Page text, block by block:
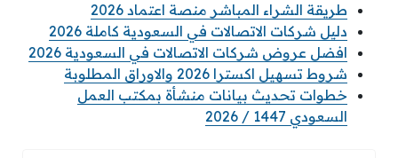
طريقة الشراء المباشر منصة اعتماد 2026
دليل شركات الاتصالات في السعودية كاملة 2026
افضل عروض شركات الاتصالات في السعودية 2026
شروط تسهيل اكسترا 2026 والاوراق المطلوبة
خطوات تحديث بيانات منشأة بمكتب العمل
السعودي 1447 / 2026